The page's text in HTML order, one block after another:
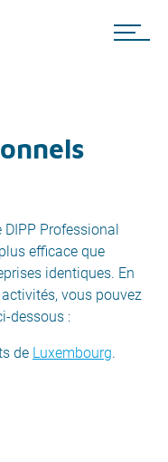
Professional
efficace que
identiques. En
vous pouvez
dessous :
de Luxembourg.